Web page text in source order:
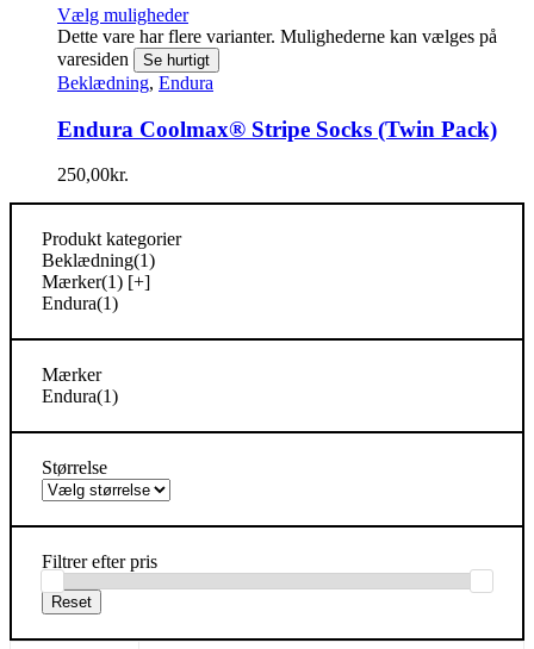
Vælg muligheder
Dette vare har flere varianter. Mulighederne kan vælges på
varesiden
Se hurtigt
Beklædning, Endura
Endura Coolmax® Stripe Socks (Twin Pack)
250,00kr.
Produkt kategorier
Beklædning(1)
Mærker(1) [+]
Endura(1)
Mærker
Endura(1)
Størrelse
Filtrer efter pris